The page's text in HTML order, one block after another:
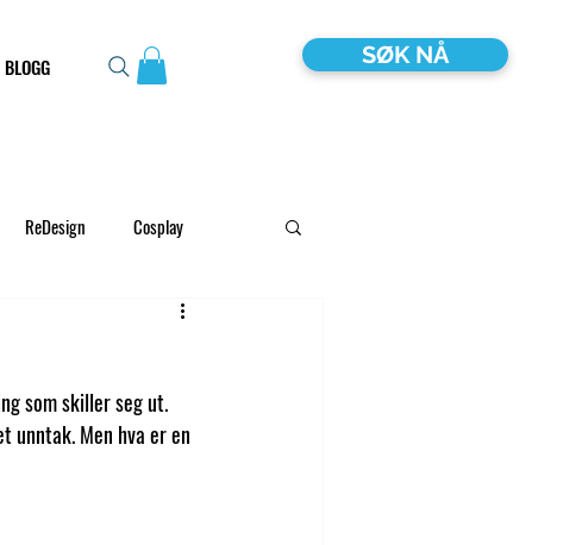
BLOGG SØK NÅ
ReDesign Cosplay
Global Afrika & Asia
Tilrettelagt
som skiller seg ut.
unntak. Men hva er en